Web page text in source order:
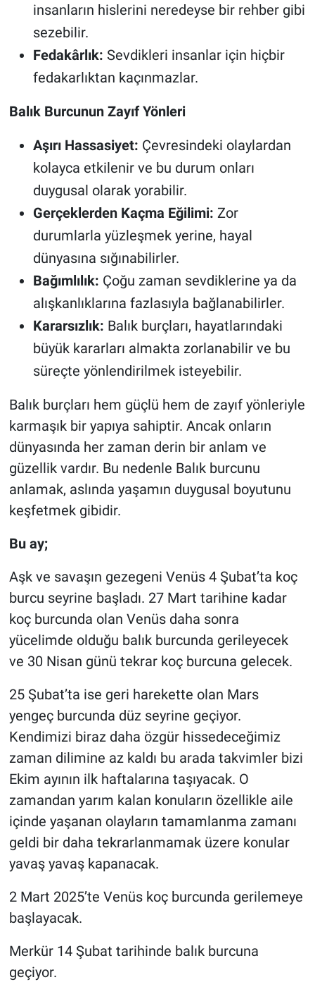
insanların hislerini neredeyse bir rehber gibi
sezebilir.
Fedakârlık: Sevdikleri insanlar için hiçbir
fedakarlıktan kaçınmazlar.
Balık Burcunun Zayıf Yönleri
Aşırı Hassasiyet: Çevresindeki olaylardan
kolayca etkilenir ve bu durum onları
duygusal olarak yorabilir.
Gerçeklerden Kaçma Eğilimi: Zor
durumlarla yüzleşmek yerine, hayal
dünyasına sığınabilirler.
Bağımlılık: Çoğu zaman sevdiklerine ya da
alışkanlıklarına fazlasıyla bağlanabilirler.
Kararsızlık: Balık burçları, hayatlarındaki
büyük kararları almakta zorlanabilir ve bu
süreçte yönlendirilmek isteyebilir.
Balık burçları hem güçlü hem de zayıf yönleriyle
karmaşık bir yapıya sahiptir. Ancak onların
dünyasında her zaman derin bir anlam ve
güzellik vardır. Bu nedenle Balık burcunu
anlamak, aslında yaşamın duygusal boyutunu
keşfetmek gibidir.
Bu ay;
Aşk ve savaşın gezegeni Venüs 4 Şubat’ta koç
burcu seyrine başladı. 27 Mart tarihine kadar
koç burcunda olan Venüs daha sonra
yücelimde olduğu balık burcunda gerileyecek
ve 30 Nisan günü tekrar koç burcuna gelecek.
25 Şubat’ta ise geri harekette olan Mars
yengeç burcunda düz seyrine geçiyor.
Kendimizi biraz daha özgür hissedeceğimiz
zaman dilimine az kaldı bu arada takvimler bizi
Ekim ayının ilk haftalarına taşıyacak. O
zamandan yarım kalan konuların özellikle aile
içinde yaşanan olayların tamamlanma zamanı
geldi bir daha tekrarlanmamak üzere konular
yavaş yavaş kapanacak.
2 Mart 2025’te Venüs koç burcunda gerilemeye
başlayacak.
Merkür 14 Şubat tarihinde balık burcuna
geçiyor.